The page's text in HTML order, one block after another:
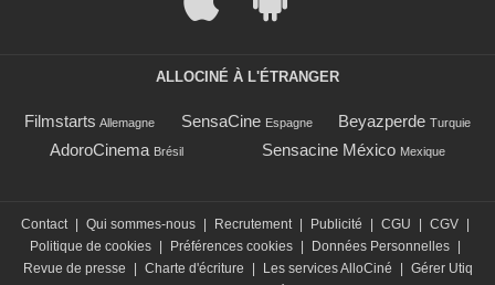
ALLOCINÉ À L'ÉTRANGER
Filmstarts Allemagne SensaCine Espagne Beyazperde Turquie
AdoroCinema Brésil Sensacine México Mexique
Contact Qui sommes-nous Recrutement Publicité CGU CGV
Politique de cookies
Préférences cookies Données Personnelles
Revue de presse
Charte d'écriture Les services AlloCiné
Gérer Utiq